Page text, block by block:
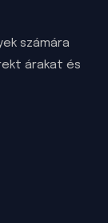
számára
árakat és